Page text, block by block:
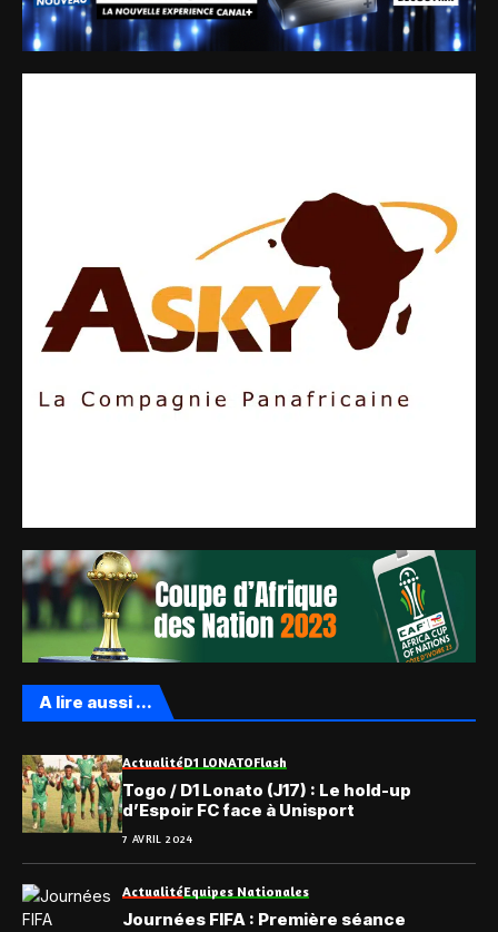
A lire aussi ...
ActualitéD1 LONATOFlash
Togo / D1 Lonato (J17) : Le hold-up
d’Espoir FC face à Unisport
7 AVRIL 2024
ActualitéEquipes Nationales
Journées FIFA : Première séance